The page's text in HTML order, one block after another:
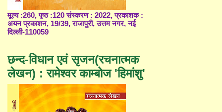
मूल्य :260, पृष्ठ :120 संस्करण : 2022, प्रकाशक :
अयन प्रकाशन, 19/39, राजापुरी, उत्तम नगर, नई
दिल्ली-110059
छन्द-विधान एवं सृजन(रचनात्मक
लेखन) : रामेश्वर काम्बोज 'हिमांशु'